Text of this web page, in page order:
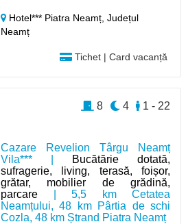
Hotel*** Piatra Neamț,Județul
Neamț
Tichet | Card vacanță
Cazare Revelion Târgu Neamț
Vila*** |
Bucătărie dotată,
sufragerie, living, terasă, foișor,
grătar, mobilier de grădină,
parcare | 5,5 km Cetatea
Neamțului, 48 km Pârtia de schi
Cozla, 48 km Ștrand Piatra Neamț
1 - 22
4
8